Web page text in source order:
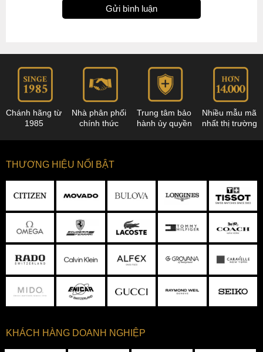
Gửi bình luận
Chánh hãng từ
1985
Nhà phân phối
chính thức
Trung tâm bảo
hành ủy quyền
Nhiều mẫu mã
nhất thị trường
THƯƠNG HIỆU NỔI BẬT
KHÁCH HÀNG DOANH NGHIỆP